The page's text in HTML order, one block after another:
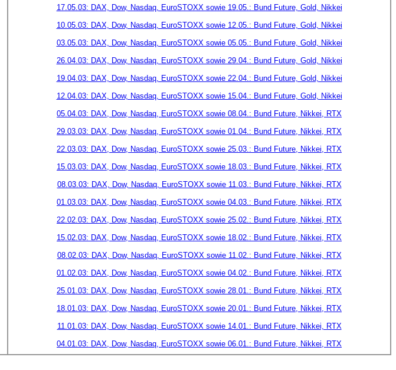
17.05.03: DAX, Dow, Nasdaq, EuroSTOXX sowie 19.05.: Bund Future, Gold, Nikkei
10.05.03: DAX, Dow, Nasdaq, EuroSTOXX sowie 12.05.: Bund Future, Gold, Nikkei
03.05.03: DAX, Dow, Nasdaq, EuroSTOXX sowie 05.05.: Bund Future, Gold, Nikkei
26.04.03: DAX, Dow, Nasdaq, EuroSTOXX sowie 29.04.: Bund Future, Gold, Nikkei
19.04.03: DAX, Dow, Nasdaq, EuroSTOXX sowie 22.04.: Bund Future, Gold, Nikkei
12.04.03: DAX, Dow, Nasdaq, EuroSTOXX sowie 15.04.: Bund Future, Gold, Nikkei
05.04.03: DAX, Dow, Nasdaq, EuroSTOXX sowie 08.04.: Bund Future, Nikkei, RTX
29.03.03: DAX, Dow, Nasdaq, EuroSTOXX sowie 01.04.: Bund Future, Nikkei, RTX
22.03.03: DAX, Dow, Nasdaq, EuroSTOXX sowie 25.03.: Bund Future, Nikkei, RTX
15.03.03: DAX, Dow, Nasdaq, EuroSTOXX sowie 18.03.: Bund Future, Nikkei, RTX
08.03.03: DAX, Dow, Nasdaq, EuroSTOXX sowie 11.03.: Bund Future, Nikkei, RTX
01.03.03: DAX, Dow, Nasdaq, EuroSTOXX sowie 04.03.: Bund Future, Nikkei, RTX
22.02.03: DAX, Dow, Nasdaq, EuroSTOXX sowie 25.02.: Bund Future, Nikkei, RTX
15.02.03: DAX, Dow, Nasdaq, EuroSTOXX sowie 18.02.: Bund Future, Nikkei, RTX
08.02.03: DAX, Dow, Nasdaq, EuroSTOXX sowie 11.02.: Bund Future, Nikkei, RTX
01.02.03: DAX, Dow, Nasdaq, EuroSTOXX sowie 04.02.: Bund Future, Nikkei, RTX
25.01.03: DAX, Dow, Nasdaq, EuroSTOXX sowie 28.01.: Bund Future, Nikkei, RTX
18.01.03: DAX, Dow, Nasdaq, EuroSTOXX sowie 20.01.: Bund Future, Nikkei, RTX
11.01.03: DAX, Dow, Nasdaq, EuroSTOXX sowie 14.01.: Bund Future, Nikkei, RTX
04.01.03: DAX, Dow, Nasdaq, EuroSTOXX sowie 06.01.: Bund Future, Nikkei, RTX